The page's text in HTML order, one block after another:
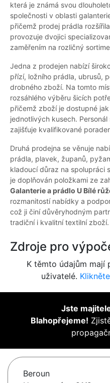
která je známá svou
společnosti v oblasti
přičemž prodej prádla
provozuje dvojici
zaměřením na rozličný
Jedna z prodejen nabízí
přízí, ložního prádla, ubrusů,
drobného zboží. Na tomto
rozsáhlého výběru šicích
přičemž zboží je dostupné
jednotlivých kusech.
zajišťuje kvalifikované
Druhá prodejna se věnuje
prádla, plavek, županů,
kladoucí důraz na spolupráci
je doplňován položkami ze
Galanterie a prádlo U Bílé
rozmanitostí nabídky a
což ji činí důvěryhodným
tradiční i kvalitní textilní zboží.
Zdroje pro
K těmto údajům mají
uživatelé.
Jste
Blahopřejeme!
Beroun